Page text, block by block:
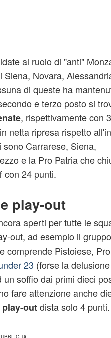
al ruolo di "anti"
Novara,
di queste ha
e terzo posto si
, rispettivamente con
netta ripresa rispetto
Carrarese, Siena,
e la Pro Patria che
con 24 punti.
play-out
aperti per tutte le
out, ad esempio il
comprende Pistoiese, Pro
23 (forse la
soffio dai primi dieci
fare attenzione anche
play-outdista solo 4 punti.